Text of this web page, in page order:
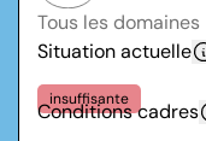
Deutsch
Tous les domaines
Situation actuelle
insuffisante
Conditions cadres